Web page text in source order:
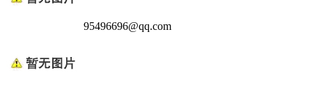
95496696@qq.com